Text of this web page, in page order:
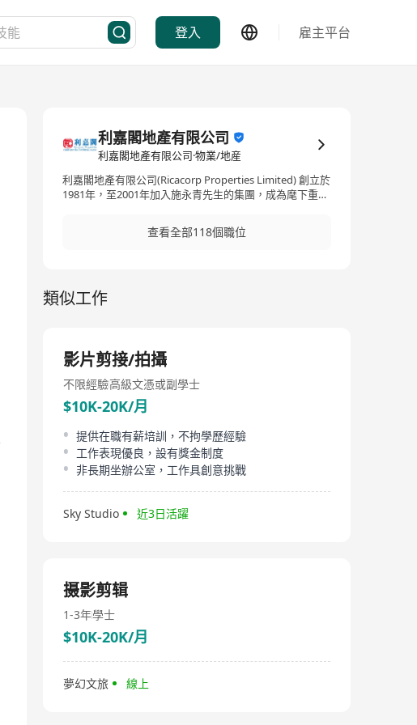
登入 雇主平台
利嘉閣地產有限公司
利嘉閣地產有限公司·物業/地産
利嘉閣地產有限公司(Ricacorp Properties Limited) 創立於
1981年，至2001年加入施永青先生的集團，成為麾下重要
閣擁有逾200間分行，網絡遍及香港和澳門，員工人數接
近2,500人，每年促成物業交易達1萬多宗。 利嘉閣一直以
場口碑。 公司在創新科技的發展及應用方面，亦緊貼世界
潮流，推陳出新，當中包括「VR線上睇樓」、「Rica+工
進入智慧科技時代。
查看全部118個職位
類似工作
影片剪接/拍攝
不限經驗高級文憑或副學士
$10K-20K/月
提供在職有薪培訓，不拘學歷經驗
工作表現優良，設有獎金制度
非長期坐辦公室，工作具創意挑戰
Sky Studio 近3日活躍
摄影剪辑
1-3年學士
$10K-20K/月
夢幻文旅 線上